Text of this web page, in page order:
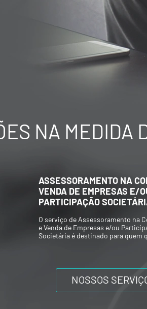
NA MEDIDA
AVALIAÇÃO ECONÔMICO-
FINANCEIRA DE
Elaboração de Valuations para
e/ou venda de participações
ou mesmo composições
NOSSOS